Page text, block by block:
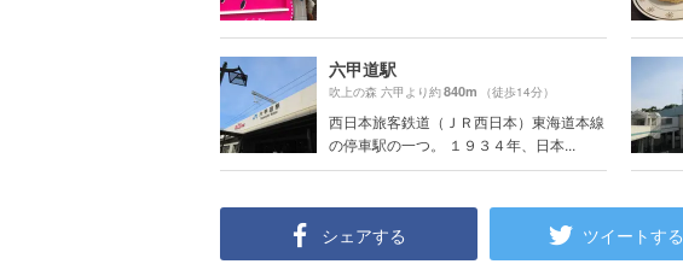
六甲道駅
吹上の森 六甲より約840m （徒歩14分）
西日本旅客鉄道（ＪＲ西日本）東海道本線
の停車駅の一つ。 １９３４年、日本...
シェアする ツイートする